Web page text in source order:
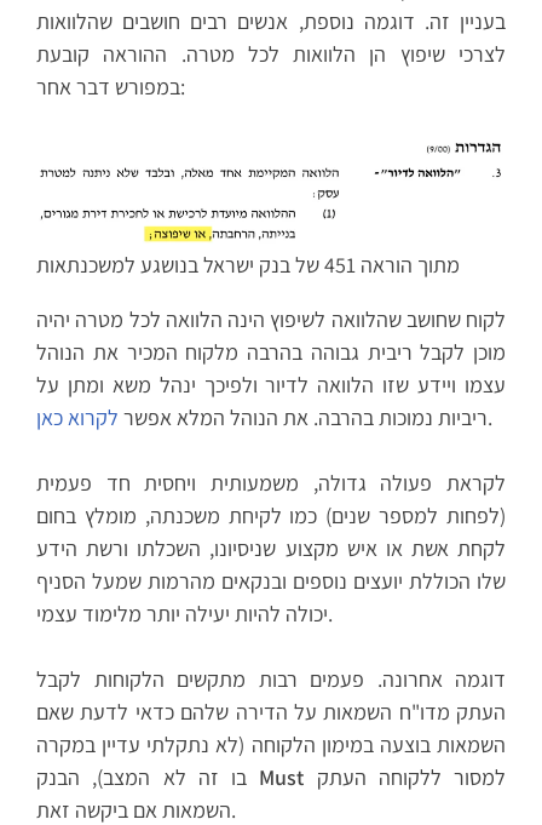
בעניין זה. דוגמה נוספת, אנשים רבים חושבים שהלוואות
לצרכי שיפוץ הן הלוואות לכל מטרה. ההוראה קובעת
במפורש דבר אחר:
מתוך הוראה 451 של בנק ישראל בנושגע למשכנתאות
לקוח שחושב שהלוואה לשיפוץ הינה הלוואה לכל מטרה יהיה
מוכן לקבל ריבית גבוהה בהרבה מלקוח המכיר את הנוהל
עצמו ויידע שזו הלוואה לדיור ולפיכך ינהל משא ומתן על
ריביות נמוכות בהרבה. את הנוהל המלא אפשר לקרוא כאן .
לקראת פעולה גדולה, משמעותית ויחסית חד פעמית
(לפחות למספר שנים) כמו לקיחת משכנתה, מומלץ בחום
לקחת אשת או איש מקצוע שניסיונו, השכלתו ורשת הידע
שלו הכוללת יועצים נוספים ובנקאים מהרמות שמעל הסניף
יכולה להיות יעילה יותר מלימוד עצמי.
דוגמה אחרונה. פעמים רבות מתקשים הלקוחות לקבל
העתק מדו"ח השמאות על הדירה שלהם כדאי לדעת שאם
השמאות בוצעה במימון הלקוחה (לא נתקלתי עדיין במקרה
Must
השמאות אם ביקשה זאת.